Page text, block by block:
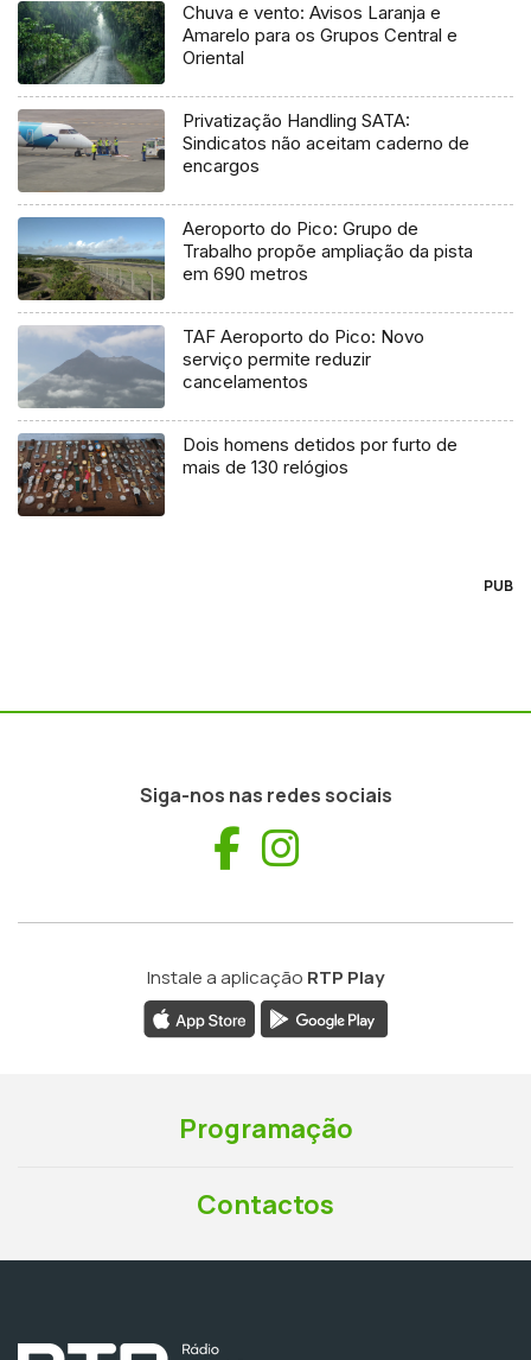
Chuva e vento: Avisos Laranja e
Amarelo para os Grupos Central e
Oriental
Privatização Handling SATA:
Sindicatos não aceitam caderno de
encargos
Aeroporto do Pico: Grupo de
Trabalho propõe ampliação da pista
em 690 metros
TAF Aeroporto do Pico: Novo
serviço permite reduzir
cancelamentos
Dois homens detidos por furto de
mais de 130 relógios
PUB
Siga-nos nas redes sociais
Facebook
Instale a aplicação RTP Play
Programação
Contactos